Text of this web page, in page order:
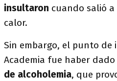
insultaron cuando salió
calor.
Sin embargo, el punto de
Academia fue haber dado
de alcoholemia, que